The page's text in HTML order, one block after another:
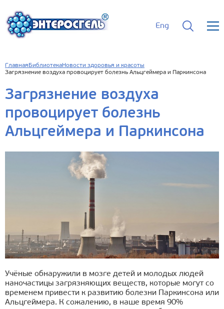
Eng
Главная БиблиотекаНовости здоровья и красоты
Загрязнение воздуха провоцирует болезнь Альцгеймера и Паркинсона
Загрязнение воздуха
провоцирует болезнь
Альцгеймера и Паркинсона
Учёные обнаружили в мозге детей и молодых людей
наночастицы загрязняющих веществ, которые могут со
временем привести к развитию болезни Паркинсона или
Альцгеймера. К сожалению, в наше время 90%